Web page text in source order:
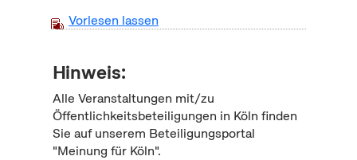
Vorlesen lassen
Hinweis:
Alle Veranstaltungen mit/zu
Öffentlichkeitsbeteiligungen in Köln finden
Sie auf unserem Beteiligungsportal
"Meinung für Köln".